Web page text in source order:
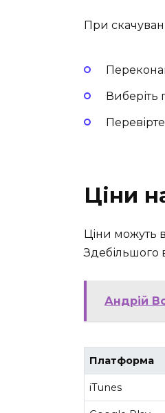
При
Виберіть
Ціни
Ціни можуть
Здебільшого
Андрій
Платформа
iTunes